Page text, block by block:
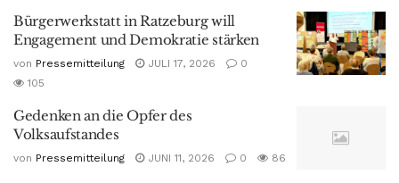
Bürgerwerkstatt in Ratzeburg will
Engagement und Demokratie stärken
von Pressemitteilung JULI 17, 2026
0
105
Gedenken an die Opfer des
Volksaufstandes
von Pressemitteilung JUNI 11, 2026 0 86